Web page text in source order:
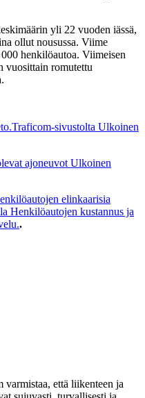
yli 22 vuoden iässä,
ollut nousussa. Viime
henkilöautoa. Viimeisen
vuosittain romutettu
sivustolta Ulkoinen
ajoneuvot Ulkoinen
elinkaarisia
Henkilöautojen kustannus ja
.
että liikenteen ja